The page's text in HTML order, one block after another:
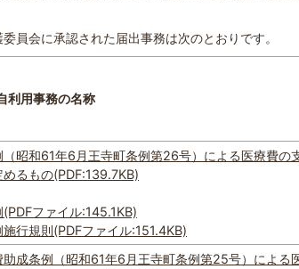
員会に承認された届出事務は次のとおりです。
の名称
昭和61年6月王寺町条例第26号）による医療費の
るもの(PDF:139.7KB)
ファイル:145.1KB)
行規則(PDFファイル:151.4KB)
成条例（昭和61年6月王寺町条例第25号）による